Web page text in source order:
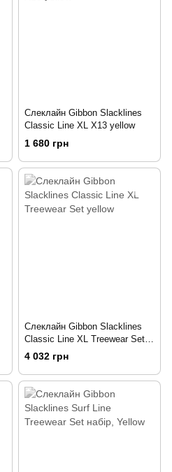
Слеклайн Gibbon Slacklines
Classic Line XL X13 yellow
1 680 грн
Слеклайн Gibbon Slacklines
Classic Line XL Treewear Set
yellow
4 032 грн